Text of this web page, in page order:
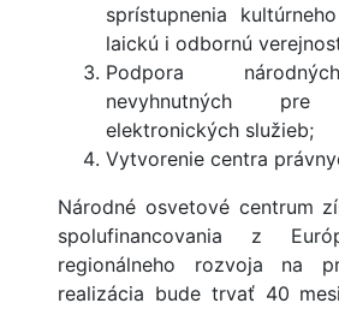
sprístupnenia
laickú i odbornú
Podpora
nevyhnutných pre
elektronických služieb;
Vytvorenie centra
Národné osvetové centrum
spolufinancovania z
regionálneho rozvoja na
realizácia bude trvať 40